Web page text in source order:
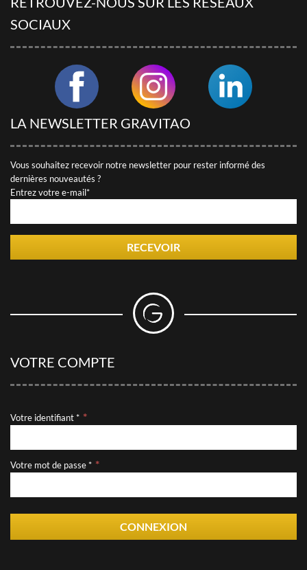
SOCIAUX
LA NEWSLETTER GRAVITAO
Vous souhaitez recevoir notre newsletter pour rester informé des
dernières nouveautés ?
Entrez votre e-mail*
RECEVOIR
VOTRE COMPTE
Votre identifiant *
Votre mot de passe *
CONNEXION